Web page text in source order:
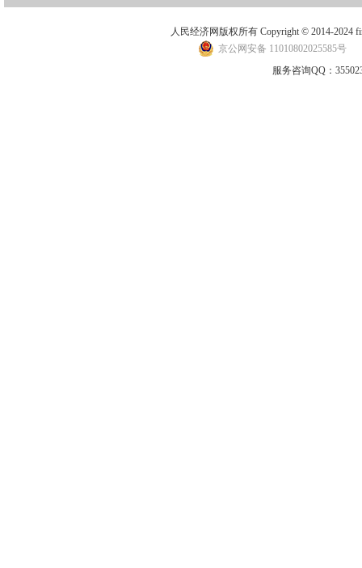
人民经济网版权所有 Copyright © 2014-2024
京公网安备 11010802025585号
服务咨询QQ：